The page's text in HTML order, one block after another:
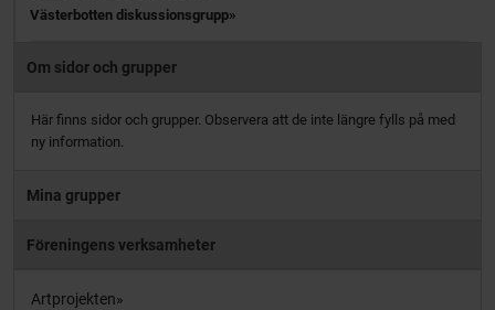
Västerbotten diskussionsgrupp
Om sidor och grupper
Här finns sidor och grupper. Observera att de inte längre fylls på med
ny information.
Mina grupper
Föreningens verksamheter
Artprojekten